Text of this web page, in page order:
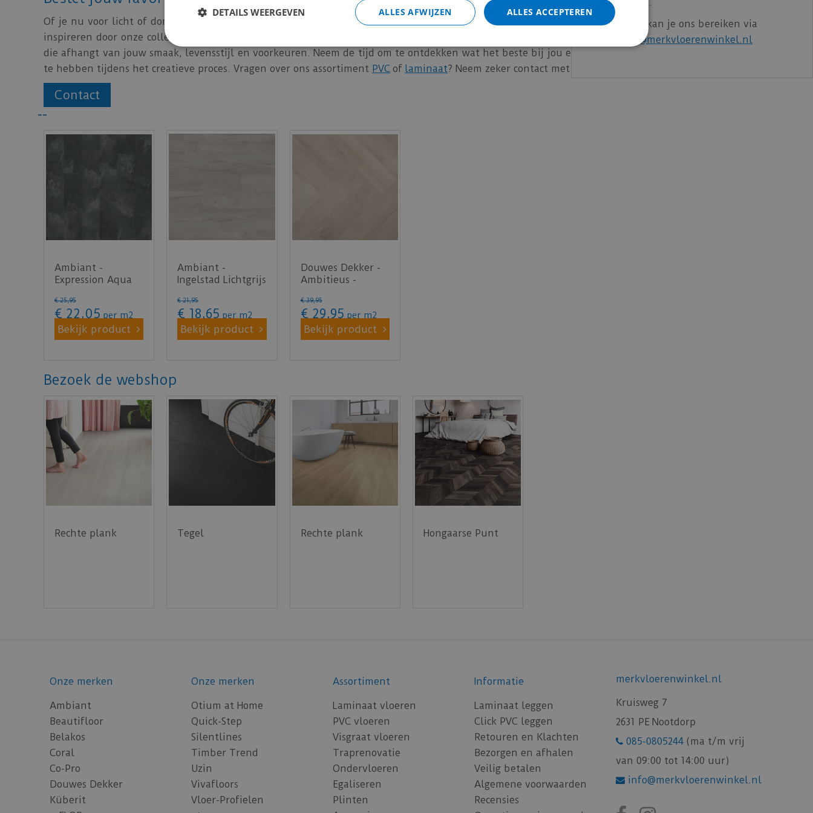
Of je nu voor licht of donker gaat, bij merkvloerenwinkel.nl hebben we een uitgebreid assortiment vloeren om aan jouw wensen te voldoen. Laat je
inspireren door onze collecties en maak je droominterieur werkelijkheid! Vergeet niet dat het kiezen van de juiste vloer een persoonlijke beslissing is
die afhangt van jouw smaak, levensstijl en voorkeuren. Neem de tijd om te ontdekken wat het beste bij jou en je huis past, en vergeet niet om plezier
te hebben tijdens het creatieve proces. Vragen over ons assortiment PVC of laminaat? Neem zeker contact met ons op!
Contact
--
Ambiant -
Expression Aqua
(Laminaat)
€ 25,95
€ 22 ,05 per m2
Bekijk product
Ambiant -
Ingelstad Lichtgrijs
€ 21,95
€ 18,65 per m2
Bekijk product
Douwes Dekker -
Ambitieus -
pepermunt 04764
(Plak …
€ 39,95
€ 29,95 per m2
Bekijk product
Bezoek de webshop
Rechte plank Tegel Rechte plank Hongaarse Punt
Onze merken
Ambiant
Beautifloor
Belakos
Coral
Co-Pro
Douwes Dekker
Küberit
Onze merken
Otium at Home
Quick-Step
Silentlines
Timber Trend
Uzin
Vivafloors
Vloer-Profielen
Assortiment
Laminaat vloeren
PVC vloeren
Visgraat vloeren
Traprenovatie
Ondervloeren
Egaliseren
Plinten
Informatie
Laminaat leggen
Click PVC leggen
Retouren en Klachten
Bezorgen en afhalen
Veilig betalen
Algemene voorwaarden
Recensies
merkvloerenwinkel.nl
Kruisweg 7
2631 PE Nootdorp
085-0805244 (ma t/m vrij
van 09:00 tot 14:00 uur)
info@merkvloerenwinkel.nl
Voor vragen kan je ons bereiken via
info@merkvloerenwinkel.nl
ALLES ACCEPTEREN
ALLES AFWIJZEN
DETAILS WEERGEVEN